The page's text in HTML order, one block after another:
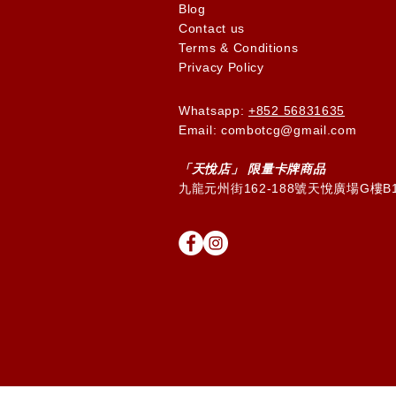
Blog
Contact us
Terms & Conditions
Privacy Policy
Whatsapp: +852 56831635
Email: combotcg@gmail.com
「天悅店」 限量卡牌商品
九龍元州街162-188號天悅廣場G樓